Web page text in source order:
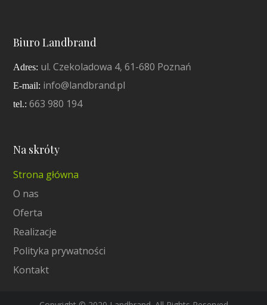
Biuro Landbrand
Adres: ul. Czekoladowa 4, 61-680 Poznań
E-mail: info@landbrand.pl
tel.: 663 980 194
Na skróty
Strona główna
O nas
Oferta
Realizacje
Polityka prywatności
Kontakt